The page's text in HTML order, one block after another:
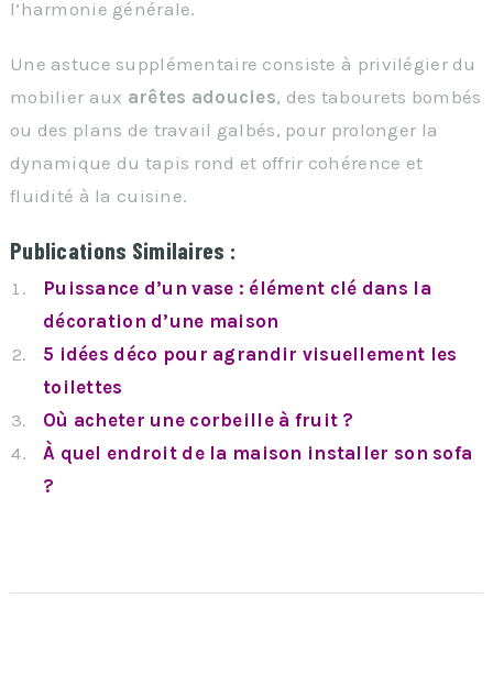
l’harmonie générale.
Une astuce supplémentaire consiste à privilégier du
mobilier aux arêtes adoucies, des tabourets bombés
ou des plans de travail galbés, pour prolonger la
dynamique du tapis rond et offrir cohérence et
fluidité à la cuisine.
Publications Similaires :
Puissance d’un vase : élément clé dans la
décoration d’une maison
5 idées déco pour agrandir visuellement les
toilettes
Où acheter une corbeille à fruit ?
À quel endroit de la maison installer son sofa
?